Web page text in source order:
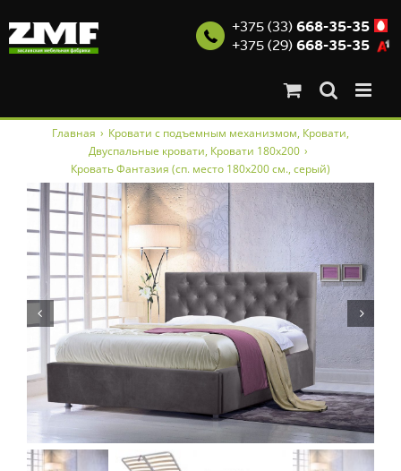
+375 (33) 668-35-35
+375 (29) 668-35-35
Главная › Кровати с подъемным механизмом, Кровати,
Двуспальные кровати, Кровати 180x200 ›
Кровать Фантазия (сп. место 180х200 см., серый)
 